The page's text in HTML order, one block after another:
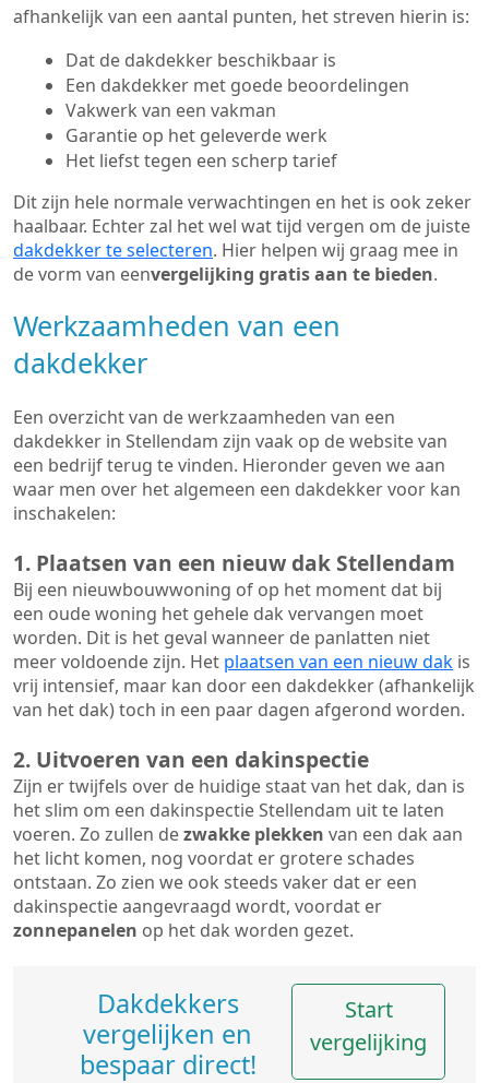
afhankelijk van een aantal punten, het streven hierin is:
Dat de dakdekker beschikbaar is
Een dakdekker met goede beoordelingen
Vakwerk van een vakman
Garantie op het geleverde werk
Het liefst tegen een scherp tarief
Dit zijn hele normale verwachtingen en het is ook zeker
haalbaar. Echter zal het wel wat tijd vergen om de juiste
dakdekker te selecteren. Hier helpen wij graag mee in
de vorm van eenvergelijking gratis aan te bieden.
Werkzaamheden van een
dakdekker
Een overzicht van de werkzaamheden van een
dakdekker in Stellendam zijn vaak op de website van
een bedrijf terug te vinden. Hieronder geven we aan
waar men over het algemeen een dakdekker voor kan
inschakelen:
1. Plaatsen van een nieuw dak Stellendam
Bij een nieuwbouwwoning of op het moment dat bij
een oude woning het gehele dak vervangen moet
worden. Dit is het geval wanneer de panlatten niet
meer voldoende zijn. Het plaatsen van een nieuw dak is
vrij intensief, maar kan door een dakdekker (afhankelijk
van het dak) toch in een paar dagen afgerond worden.
2. Uitvoeren van een dakinspectie
Zijn er twijfels over de huidige staat van het dak, dan is
het slim om een dakinspectie Stellendam uit te laten
voeren. Zo zullen dezwakke plekken van een dak aan
het licht komen, nog voordat er grotere schades
ontstaan. Zo zien we ook steeds vaker dat er een
dakinspectie aangevraagd wordt, voordat er
zonnepanelen op het dak worden gezet.
Dakdekkers
vergelijken en
bespaar direct!
Start
vergelijking